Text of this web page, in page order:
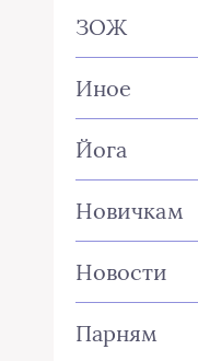
ЗОЖ
Иное
Йога
Новичкам
Новости
Парням